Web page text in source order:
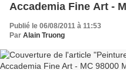
Accademia Fine Art -
Publié le 06/08/2011 à 11:53
Par Alain Truong